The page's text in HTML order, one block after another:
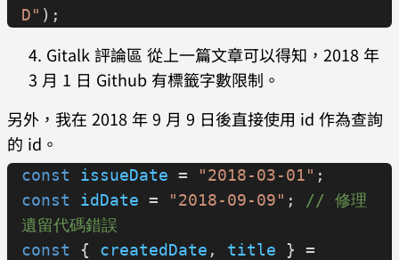
D" );
Gitalk 評論區 從上一篇文章可以得知，2018 年
3 月 1 日 Github 有標籤字數限制。
另外，我在 2018 年 9 月 9 日後直接使用 id 作為查詢
的 id。
const issueDate = "2018-03-01" ;
const idDate = "2018-09-09" ; // 修理
遺留代碼錯誤
const { createdDate , title